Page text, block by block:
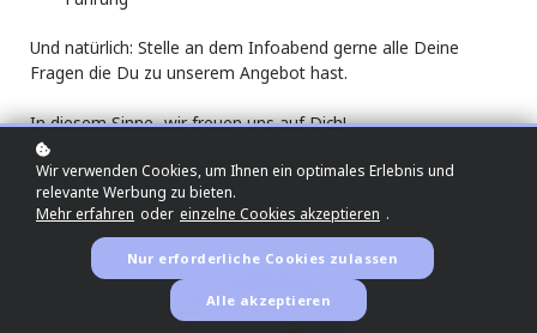
Und natürlich: Stelle an dem Infoabend gerne alle Deine
Fragen die Du zu unserem Angebot hast.
In diesem Sinne...wir freuen uns auf Dich!
Wir verwenden Cookies, um Ihnen ein optimales Erlebnis und
relevante Werbung zu bieten.
Mehr erfahren oder einzelne Cookies akzeptieren .
Nur erforderliche Cookies zulassen
Alle akzeptieren